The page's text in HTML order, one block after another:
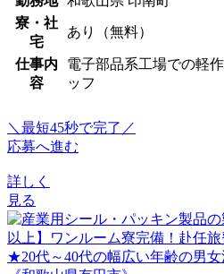
寮・社
宅
あり（無料）
仕事内
容
電子部品系工場での軽
ッフ
＼最短45秒で完了／
応募へ進む
詳しく
見る